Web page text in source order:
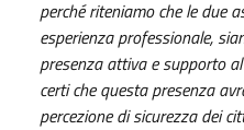
perché riteniamo che le due
esperienza professionale,
presenza attiva e supporto
certi che questa presenza
percezione di sicurezza dei